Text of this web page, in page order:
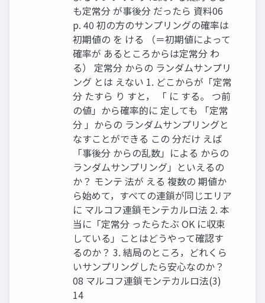
も定常分 が事後分 だったら 資料06
p. 40 初の方のサンプリングの確率は
初期値の を ける （＝初期値によって
確率が あるところからは定常分 わ
る） 定常分 からの ランダムサンプリ
ング とは えない 1. どこからが「定常
分 たすら り すと， 「 に する。 つ前
の値」から確率的に 定しても 「定常
分 」からの ランダムサンプリングと
なすことができる この 分だけ えば
「事後分 からの乱数」による からの
ランダムサンプリング」といえるの
か？ モンテ 法が える 複数の 期値か
ら始めて，すべての連鎖が同じエリア
に マルコフ連鎖モンテカルロ法 2. 本
当に「定常分 ったらたぶ OK に収束
している」ことはどうやって確認す
るのか？ 3. 結局のところ，どれくら
いサンプリングしたら安心なのか？
08 マルコフ連鎖モンテカルロ法(3)
14